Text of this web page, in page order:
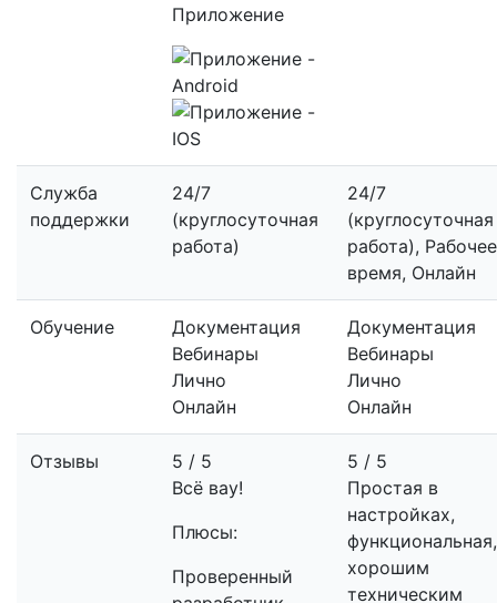
Приложение
Служба
поддержки
24/7
(круглосуточная
работа)
24/7
(круглосуточная
работа), Рабочее
время, Онлайн
Обучение
Документация
Вебинары
Лично
Онлайн
Документация
Вебинары
Лично
Онлайн
Отзывы
5 / 5
Всё вау!
Плюсы:
Проверенный
5 / 5
Простая в
настройках,
хорошим
техническим